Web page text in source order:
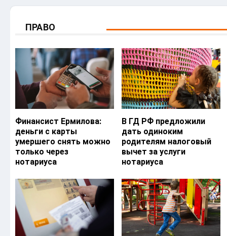
ПРАВО
Финансист Ермилова:
деньги с карты
умершего снять можно
только через
нотариуса
В ГД РФ предложили
дать одиноким
родителям налоговый
вычет за услуги
нотариуса